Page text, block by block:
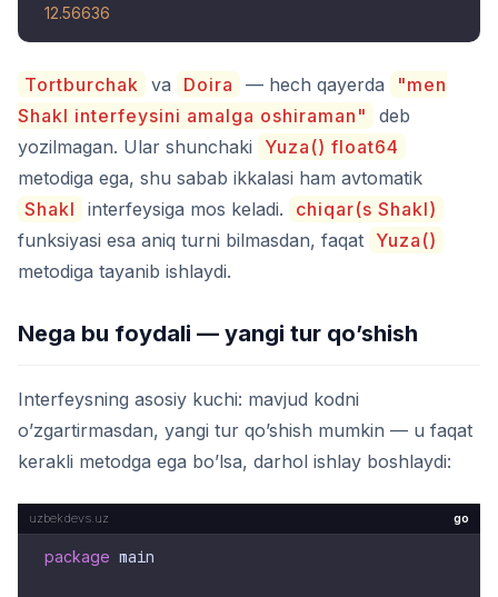
12.56636
Tortburchak va Doira — hech qayerda
"men
Shakl interfeysini amalga oshiraman"
deb
yozilmagan. Ular shunchaki
Yuza() float64
metodiga ega, shu sabab ikkalasi ham avtomatik
Shakl
interfeysiga mos keladi.
chiqar(s Shakl)
funksiyasi esa aniq turni bilmasdan, faqat Yuza()
metodiga tayanib ishlaydi.
Nega bu foydali — yangi tur qo’shish
Interfeysning asosiy kuchi: mavjud kodni
o’zgartirmasdan, yangi tur qo’shish mumkin — u faqat
kerakli metodga ega bo’lsa, darhol ishlay boshlaydi:
go
package main